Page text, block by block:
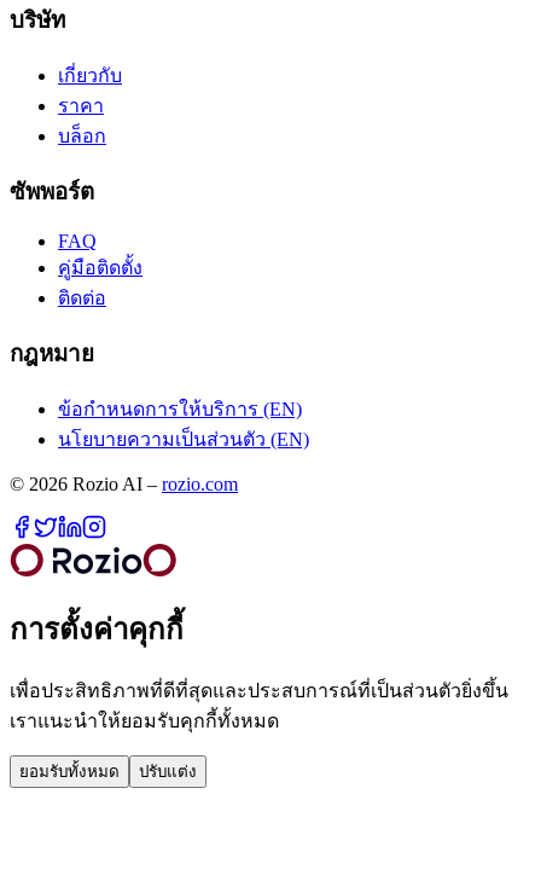
บริษัท
เกี่ยวกับ
ราคา
บล็อก
ซัพพอร์ต
FAQ
คู่มือติดตั้ง
ติดต่อ
กฎหมาย
ข้อกำหนดการให้บริการ (EN)
นโยบายความเป็นส่วนตัว (EN)
© 2026 Rozio AI – rozio.com
การตั้งค่าคุกกี้
เพื่อประสิทธิภาพที่ดีที่สุดและประสบการณ์ที่เป็นส่วนตัวยิ่งขึ้น
เราแนะนำให้ยอมรับคุกกี้ทั้งหมด
ยอมรับทั้งหมด ปรับแต่ง